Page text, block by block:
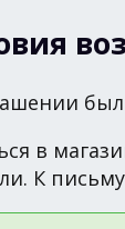
был
в
К